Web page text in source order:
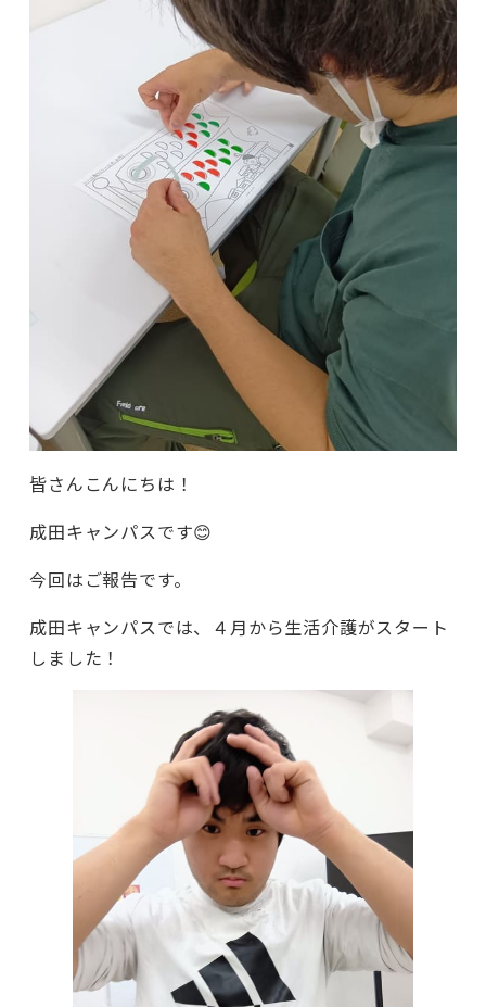
皆さんこんにちは！
成田キャンパスです😊
今回はご報告です。
成田キャンパスでは、４月から生活介護がスタート
しました！